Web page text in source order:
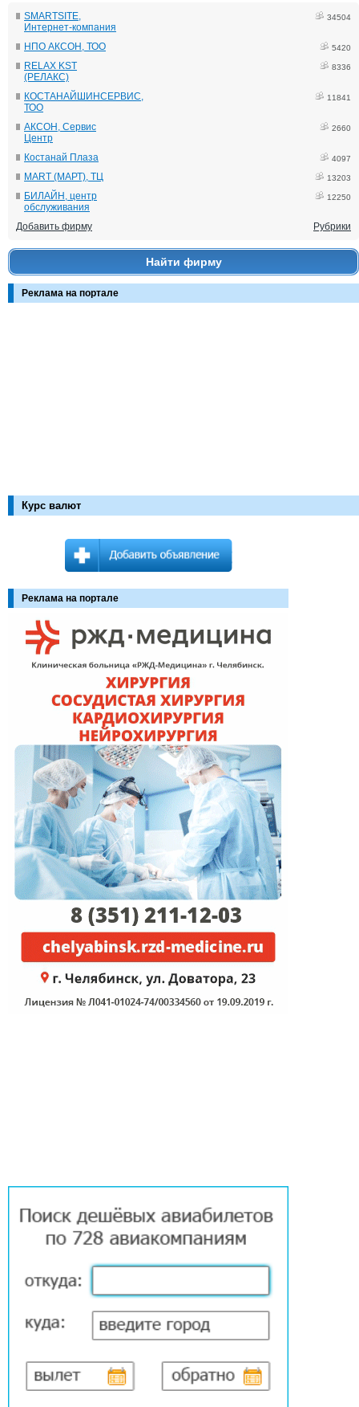
SMARTSITE,
Интернет-компания
34504
НПО АКСОН, ТОО 5420
RELAX KST
(РЕЛАКС)
8336
КОСТАНАЙШИНСЕРВИС,
ТОО
11841
АКСОН, Сервис
Центр
2660
Костанай Плаза 4097
MART (МАРТ), ТЦ 13203
БИЛАЙН, центр
обслуживания
12250
Добавить фирму Рубрики
Найти фирму
Реклама на портале
Курс валют
Реклама на портале